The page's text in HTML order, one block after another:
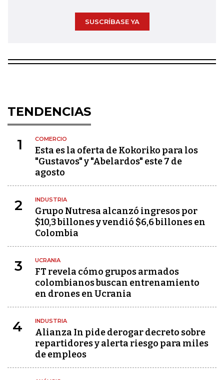
SUSCRÍBASE YA
TENDENCIAS
1 COMERCIO
Esta es la oferta de Kokoriko para los
"Gustavos" y "Abelardos" este 7 de
agosto
2 INDUSTRIA
Grupo Nutresa alcanzó ingresos por
$10,3 billones y vendió $6,6 billones en
Colombia
3 UCRANIA
FT revela cómo grupos armados
colombianos buscan entrenamiento
en drones en Ucrania
4 INDUSTRIA
Alianza In pide derogar decreto sobre
repartidores y alerta riesgo para miles
de empleos